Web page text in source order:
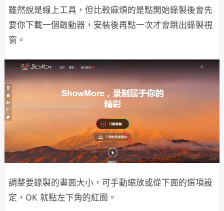
雖然說是線上工具，但比較麻煩的是點開始錄製後會先
要你下載一個啟動器，安裝後再點一次才會跳出錄製視
窗。
調整要錄製的畫面大小，可手動縮放或從下面的選項設
定，OK 就點左下角的紅圈。